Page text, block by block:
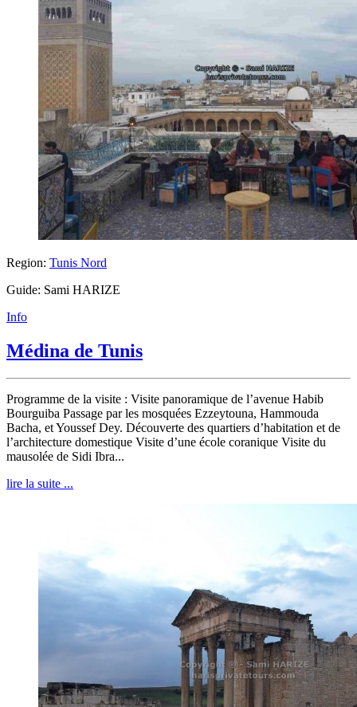
Region: Tunis Nord
Guide: Sami HARIZE
Info
Médina de Tunis
Programme de la visite : Visite panoramique de l’avenue Habib
Bourguiba Passage par les mosquées Ezzeytouna, Hammouda
Bacha, et Youssef Dey. Découverte des quartiers d’habitation et de
l’architecture domestique Visite d’une école coranique Visite du
mausolée de Sidi Ibra...
lire la suite ...